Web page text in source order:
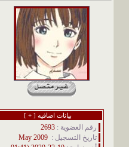
بيانات اضافيه [+
]
رقم العضوية : 2693
تاريخ التسجيل :May 2009